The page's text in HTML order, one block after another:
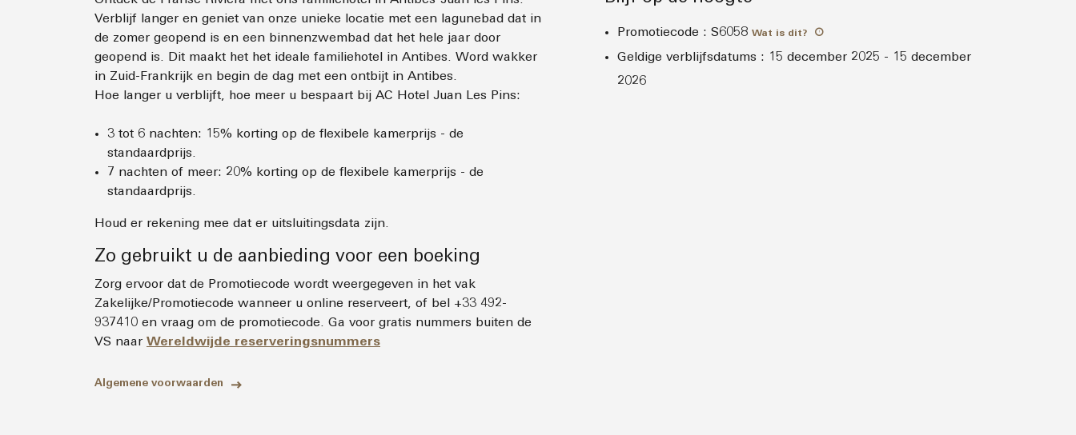
Verblijf langer en geniet van onze unieke locatie met een lagunebad dat in
de zomer geopend is en een binnenzwembad dat het hele jaar door
geopend is. Dit maakt het het ideale familiehotel in Antibes. Word wakker
in Zuid-Frankrijk en begin de dag met een ontbijt in Antibes.
Hoe langer u verblijft, hoe meer u bespaart bij AC Hotel Juan Les Pins:
3 tot 6 nachten: 15% korting op de flexibele kamerprijs - de
standaardprijs.
7 nachten of meer: ​​20% korting op de flexibele kamerprijs - de
standaardprijs.
Houd er rekening mee dat er uitsluitingsdata zijn.
Zo gebruikt u de aanbieding voor een boeking
Zorg ervoor dat de Promotiecode wordt weergegeven in het vak
Zakelijke/Promotiecode wanneer u online reserveert, of bel +33 492-
937410 en vraag om de promotiecode. Ga voor gratis nummers buiten de
VS naar Wereldwijde reserveringsnummers
Algemene voorwaarden
Promotiecode : S6058 Wat is dit?
Geldige verblijfsdatums : 15 december 2025 - 15 december
2026